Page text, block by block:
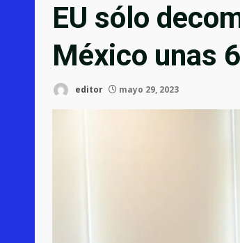
EU sólo
México unas
editor mayo 29, 2023